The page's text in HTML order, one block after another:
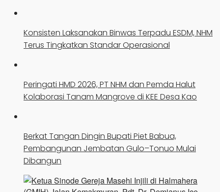
Konsisten Laksanakan Binwas Terpadu ESDM, NHM
Terus Tingkatkan Standar Operasional
Peringati HMD 2026, PT NHM dan Pemda Halut
Kolaborasi Tanam Mangrove di KEE Desa Kao
Berkat Tangan Dingin Bupati Piet Babua,
Pembangunan Jembatan Gulo–Tonuo Mulai
Dibangun